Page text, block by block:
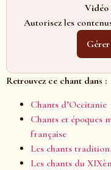
Vidéo
Autorisez les
Retrouvez ce chant dans :
Chants d’Occitanie
Chants et époques
française
Les chants
Les chants du